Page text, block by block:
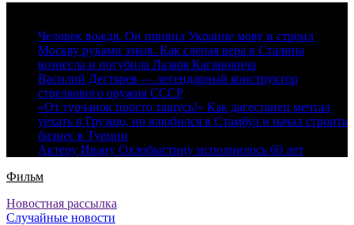
Человек вождя. Он привил Украине мову и строил
Москву руками зэков. Как слепая вера в Сталина
вознесла и погубила Лазаря Кагановича
Василий Дегтярев — легендарный конструктор
стрелкового оружия СССР
«От турчанок просто тащусь!» Как дагестанец мечтал
уехать в Грузию, но влюбился в Стамбул и начал строить
бизнес в Турции
Актеру Ивану Охлобыстину исполнилось 60 лет
Фильм
Новостная рассылка
Случайные новости